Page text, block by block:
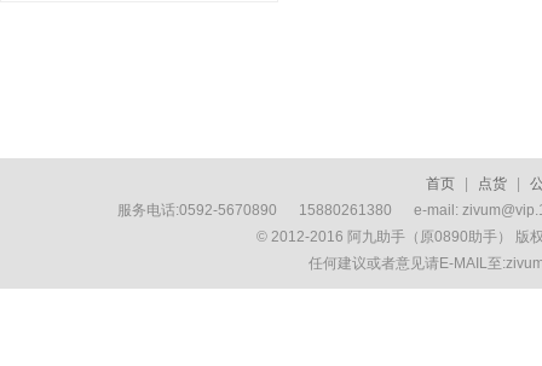
首页 点货
服务电话:0592-5670890 15880261380 e-mail:
© 2012-2016 阿九助手（原0890助手） 版
任何建议或者意见请E-MAIL至